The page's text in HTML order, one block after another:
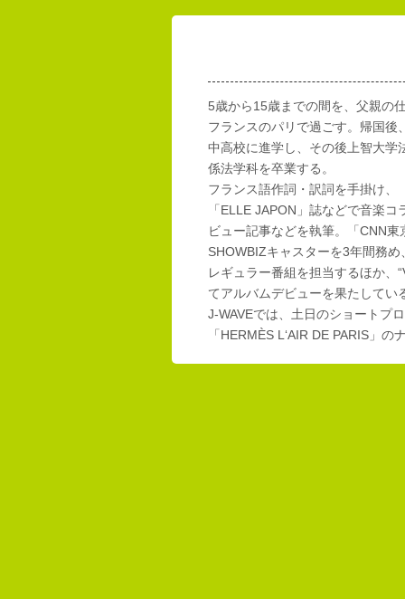
5歳から15歳までの間を、父親の
フランスのパリで過ごす。帰国後
中高校に進学し、その後上智大学
係法学科を卒業する。
フランス語作詞・訳詞を手掛け、
「ELLE JAPON」誌などで音楽コ
ビュー記事などを執筆。「CNN東
SHOWBIZキャスターを3年間務め
レギュラー番組を担当するほか、
てアルバムデビューを果たしてい
J-WAVEでは、土日のショートプ
「HERMÈS L‘AIR DE PARIS」